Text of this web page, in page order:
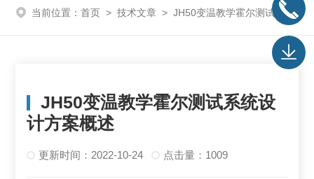
当前位置： 首页 > 技术文章 > JH50变温教学霍尔测试系统设计方案概述
JH50变温教学霍尔测试系统设
计方案概述
更新时间：2022-10-24 点击量：1009